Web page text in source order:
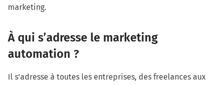
marketing.
À qui s’adresse le marketing
automation ?
Il s’adresse à toutes les entreprises, des freelances aux